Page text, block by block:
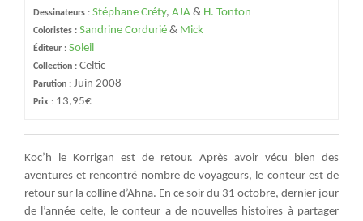
Dessinateurs : Stéphane Créty, AJA & H. Tonton
Coloristes : Sandrine Cordurié & Mick
Éditeur : Soleil
Collection : Celtic
Parution : Juin 2008
Prix : 13,95€
Koc’h le Korrigan est de retour. Après avoir vécu bien des
aventures et rencontré nombre de voyageurs, le conteur est de
retour sur la colline d’Ahna. En ce soir du 31 octobre, dernier jour
de l’année celte, le conteur a de nouvelles histoires à partager